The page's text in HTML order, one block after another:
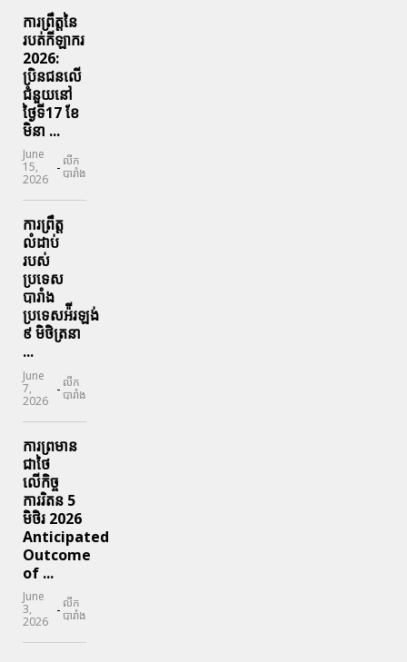
ការព្រឹត្តនៃ
របត់កីឡាករ
2026:
ប្រិនជនលើ
ជំនួយនៅ
ថ្ងៃទី17 ខែ
មិនា ...
June
15,
2026
- លីក
បារាំង
ការព្រឹត្ត
លំដាប់
របស់
ប្រទេស
បារាំង
ប្រទេសអ៉ីរឡង់
៩ មិថិត្រនា
...
June
7,
2026
- លីក
បារាំង
ការព្រមាន
ជាថៃ
លើកិច្ច
ការរិតន 5
មិថិរ 2026
Anticipated
Outcome
of ...
June
3,
2026
- លីក
បារាំង